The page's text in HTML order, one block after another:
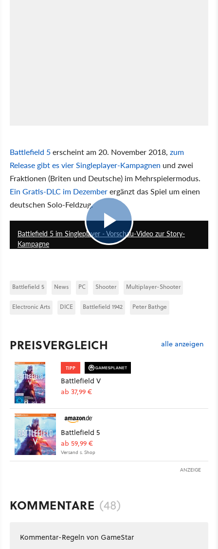
Battlefield 5erscheint am 20. November 2018, zum
Release gibt es vier Singleplayer-Kampagnen und zwei
Fraktionen (Briten und Deutsche) im Mehrspielermodus.
Ein Gratis-DLC im Dezemberergänzt das Spiel um einen
deutschen Solo-Feldzug.
Battlefield 5 im Singleplayer - Vorschau-Video zur Story-
Kampagne
Battlefield 5 News PC Shooter Multiplayer-Shooter
Electronic Arts DICE Battlefield 1942 Peter Bathge
PREISVERGLEICH alle anzeigen
TIPP
Battlefield V
ab 37,99 €
Battlefield 5
ab 59,99 €
Versand s. Shop
ANZEIGE
KOMMENTARE (48)
Kommentar-Regeln von GameStar